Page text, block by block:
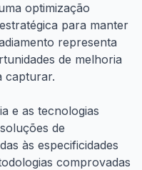
optimização
para manter
representa
de melhoria
capturar.
e as tecnologias
de
às especificidades
comprovadas